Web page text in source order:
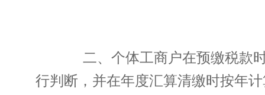
二、个体工商户在预缴税款时
行判断，并在年度汇算清缴时按年